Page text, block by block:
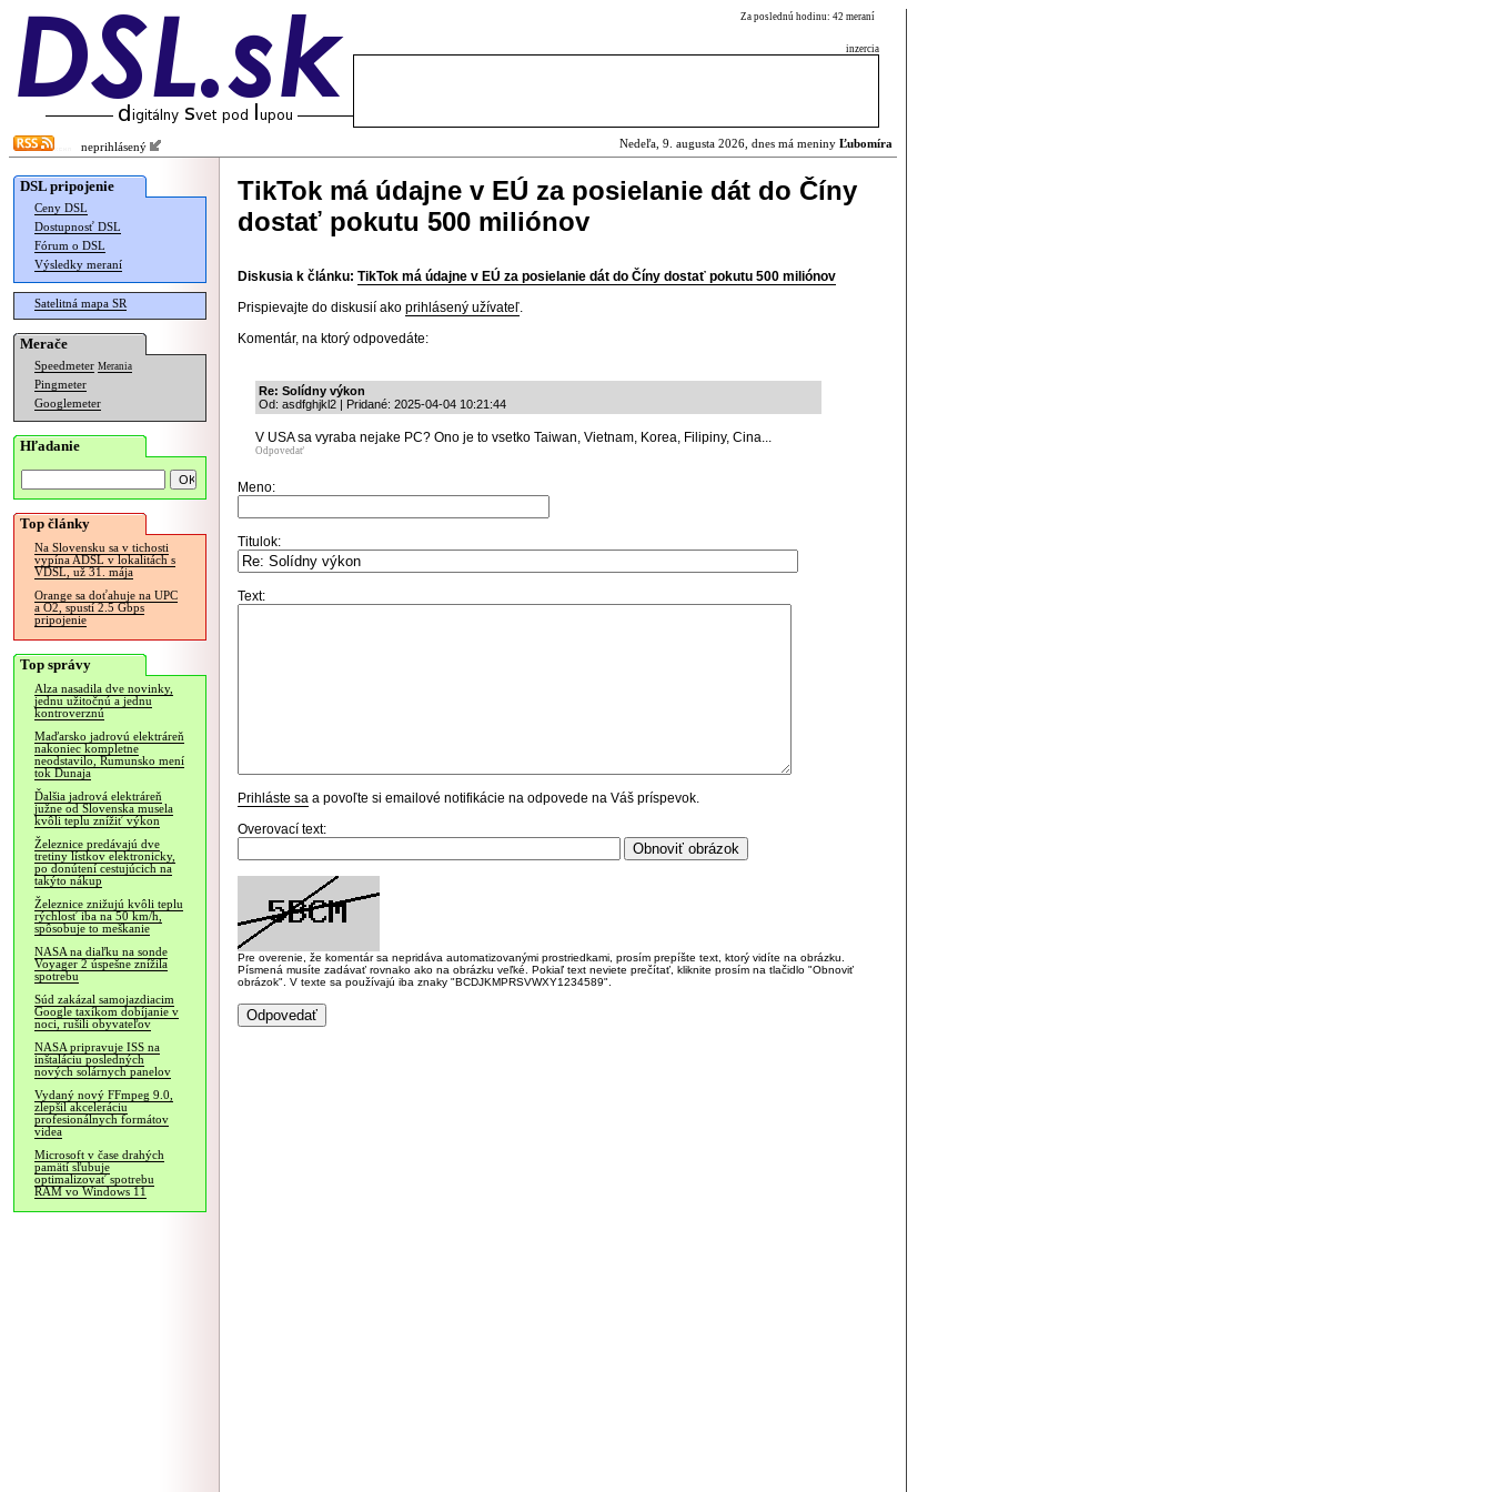
Za poslednú hodinu: 42 meraní
inzercia
neprihlásený Nedeľa, 9. augusta 2026, dnes má meniny Ľubomíra
DSL pripojenie
Ceny DSL
Dostupnosť DSL
Fórum o DSL
Výsledky meraní
Satelitná mapa SR
Merače
Speedmeter Merania
Pingmeter
Googlemeter
Hľadanie
Top články
Na Slovensku sa v tichosti
vypína ADSL v lokalitách s
VDSL, už 31. mája
Orange sa doťahuje na UPC
a O2, spustí 2.5 Gbps
pripojenie
Top správy
Alza nasadila dve novinky,
jednu užitočnú a jednu
kontroverznú
Maďarsko jadrovú elektráreň
nakoniec kompletne
neodstavilo, Rumunsko mení
tok Dunaja
Ďalšia jadrová elektráreň
južne od Slovenska musela
kvôli teplu znížiť výkon
Železnice predávajú dve
tretiny lístkov elektronicky,
po donútení cestujúcich na
takýto nákup
Železnice znižujú kvôli teplu
rýchlosť iba na 50 km/h,
spôsobuje to meškanie
NASA na diaľku na sonde
Voyager 2 úspešne znížila
spotrebu
Súd zakázal samojazdiacim
Google taxíkom dobíjanie v
noci, rušili obyvateľov
NASA pripravuje ISS na
inštaláciu posledných
nových solárnych panelov
Vydaný nový FFmpeg 9.0,
zlepšil akceleráciu
profesionálnych formátov
videa
Microsoft v čase drahých
pamätí sľubuje
optimalizovať spotrebu
RAM vo Windows 11
TikTok má údajne v EÚ za posielanie dát do Číny
dostať pokutu 500 miliónov
Diskusia k článku: TikTok má údajne v EÚ za posielanie dát do Číny dostať pokutu 500 miliónov
Prispievajte do diskusií ako prihlásený užívateľ.
Komentár, na ktorý odpovedáte:
Re: Solídny výkon
Od: asdfghjkl2 | Pridané: 2025-04-04 10:21:44
V USA sa vyraba nejake PC? Ono je to vsetko Taiwan, Vietnam, Korea, Filipiny, Cina...
Odpovedať
Meno:
Titulok:
Text:
Prihláste sa a povoľte si emailové notifikácie na odpovede na Váš príspevok.
Overovací text:
Pre overenie, že komentár sa nepridáva automatizovanými prostriedkami, prosím prepíšte text, ktorý vidíte na obrázku.
Písmená musíte zadávať rovnako ako na obrázku veľké. Pokiaľ text neviete prečítať, kliknite prosím na tlačidlo "Obnoviť
obrázok". V texte sa používajú iba znaky "BCDJKMPRSVWXY1234589".